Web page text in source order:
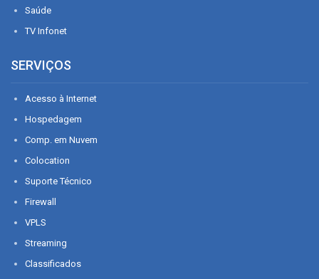
Saúde
TV Infonet
SERVIÇOS
Acesso à Internet
Hospedagem
Comp. em Nuvem
Colocation
Suporte Técnico
Firewall
VPLS
Streaming
Classificados